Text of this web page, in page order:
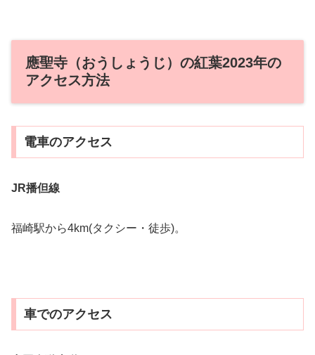
應聖寺（おうしょうじ）の紅葉2023年の
アクセス方法
電車のアクセス
JR播但線
福崎駅から4km(タクシー・徒歩)。
車でのアクセス